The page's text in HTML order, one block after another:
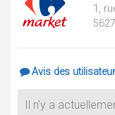
1,
Avis des
Il n'y a